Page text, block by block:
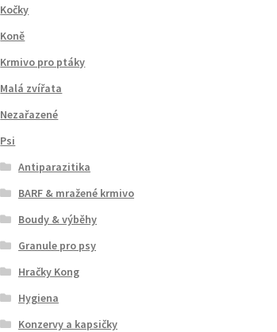
Kočky
Koně
Krmivo pro ptáky
Malá zvířata
Nezařazené
Psi
Antiparazitika
BARF & mražené krmivo
Boudy & výběhy
Granule pro psy
Hračky Kong
Hygiena
Konzervy a kapsičky